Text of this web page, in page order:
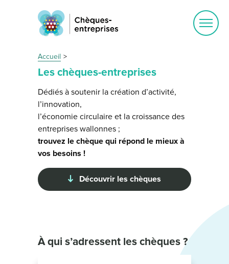
Accueil
Les chèques-entreprises
Dédiés à soutenir la création d’activité,
l’innovation,
l’économie circulaire et la croissance des
entreprises wallonnes ;
trouvez le chèque qui répond le mieux à
vos besoins !
Découvrir les chèques
À qui s’adressent les chèques ?
Ouvrir
le